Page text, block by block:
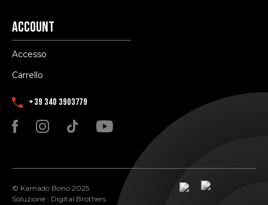
Account
Accesso
Carrello
+39 340 3903779
© Kamado Bono 2025
Soluzione : Digital Brothers